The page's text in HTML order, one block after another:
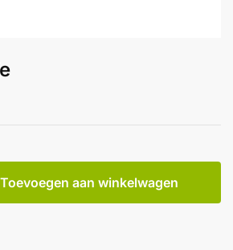
Toevoegen aan winkelwagen